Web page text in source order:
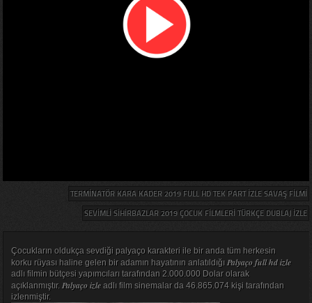
TERMINATÖR KARA KADER 2019 FULL HD TEK PART IZLE SAVAŞ FILMI
SEVIMLI SIHIRBAZLAR 2019 ÇOCUK FILMLERI TÜRKÇE DUBLAJ IZLE
Çocukların oldukça sevdiği palyaço karakteri ile bir anda tüm herkesin
korku rüyası haline gelen bir adamın hayatının anlatıldığı Palyaço full hd izle
adlı filmin bütçesi yapımcıları tarafından 2.000.000 Dolar olarak
açıklanmıştır. Palyaço izleadlı film sinemalar da 46.865.074 kişi tarafından
izlenmiştir.